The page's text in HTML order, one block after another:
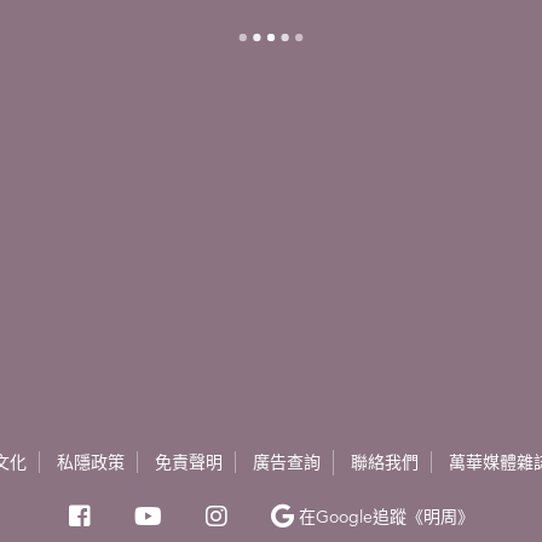
化 私隱政策 免責聲明 廣告查詢 聯絡我們 萬華媒體雜
在Google追蹤《明周》